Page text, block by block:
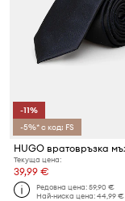
-11%
-5%* с код: FS
Текуща цена:
39,99 €
Редовна цена:59,90 €
Най-ниска цена:44,99 €